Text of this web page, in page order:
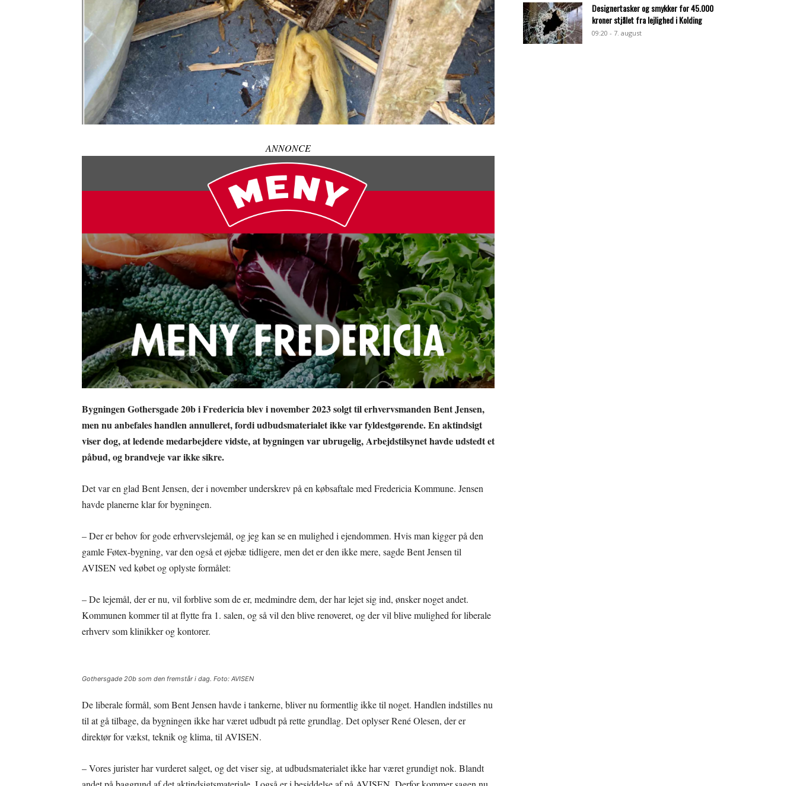
ANNONCE
Bygningen Gothersgade 20b i Fredericia blev i november 2023 solgt til erhvervsmanden Bent Jensen,
men nu anbefales handlen annulleret, fordi udbudsmaterialet ikke var fyldestgørende. En aktindsigt
viser dog, at ledende medarbejdere vidste, at bygningen var ubrugelig, Arbejdstilsynet havde udstedt et
påbud, og brandveje var ikke sikre.
Det var en glad Bent Jensen, der i november underskrev på en købsaftale med Fredericia Kommune. Jensen
havde planerne klar for bygningen.
– Der er behov for gode erhvervslejemål, og jeg kan se en mulighed i ejendommen. Hvis man kigger på den
gamle Føtex-bygning, var den også et øjebæ tidligere, men det er den ikke mere, sagde Bent Jensen til
AVISEN ved købet og oplyste formålet:
– De lejemål, der er nu, vil forblive som de er, medmindre dem, der har lejet sig ind, ønsker noget andet.
Kommunen kommer til at flytte fra 1. salen, og så vil den blive renoveret, og der vil blive mulighed for liberale
erhverv som klinikker og kontorer.
Gothersgade 20b som den fremstår i dag. Foto: AVISEN
De liberale formål, som Bent Jensen havde i tankerne, bliver nu formentlig ikke til noget. Handlen indstilles nu
til at gå tilbage, da bygningen ikke har været udbudt på rette grundlag. Det oplyser René Olesen, der er
direktør for vækst, teknik og klima, til AVISEN.
– Vores jurister har vurderet salget, og det viser sig, at udbudsmaterialet ikke har været grundigt nok. Blandt
Designertasker og smykker for 45.000
kroner stjålet fra lejlighed i Kolding
09:20 - 7. august